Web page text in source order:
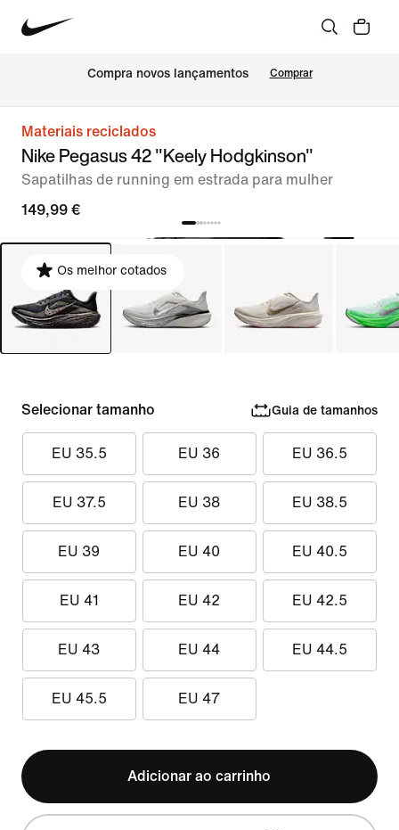
Compra novos lançamentos Comprar
Materiais reciclados
Nike Pegasus 42 "Keely Hodgkinson"
Sapatilhas de running em estrada para mulher
149,99 €
Os melhor cotados
Selecionar tamanho Guia de tamanhos
EU 35.5 EU 36 EU 36.5
EU 37.5 EU 38 EU 38.5
EU 39 EU 40 EU 40.5
EU 41 EU 42 EU 42.5
EU 43 EU 44 EU 44.5
EU 45.5 EU 47
Adicionar ao carrinho